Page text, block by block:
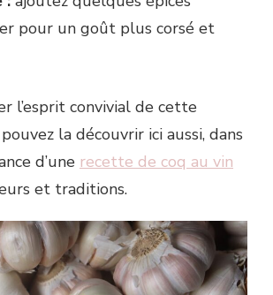
pour un goût plus corsé et
l’esprit convivial de cette
la découvrir ici aussi, dans
d’une recette de coq au vin
et traditions.